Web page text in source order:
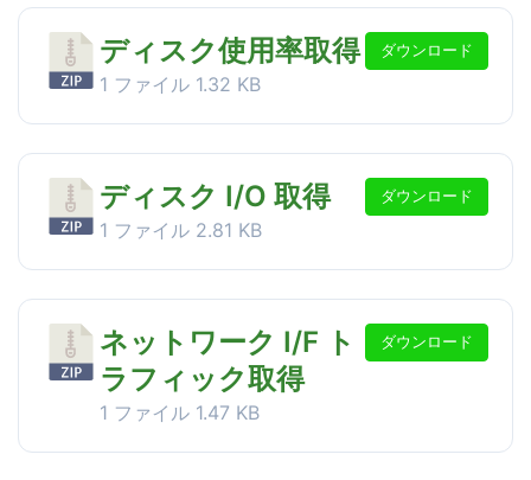
ディスク使用率取得
1 ファイル 1.32 KB
ダウンロード
ディスク I/O 取得
1 ファイル 2.81 KB
ダウンロード
ネットワーク I/F ト
ラフィック取得
1 ファイル 1.47 KB
ダウンロード